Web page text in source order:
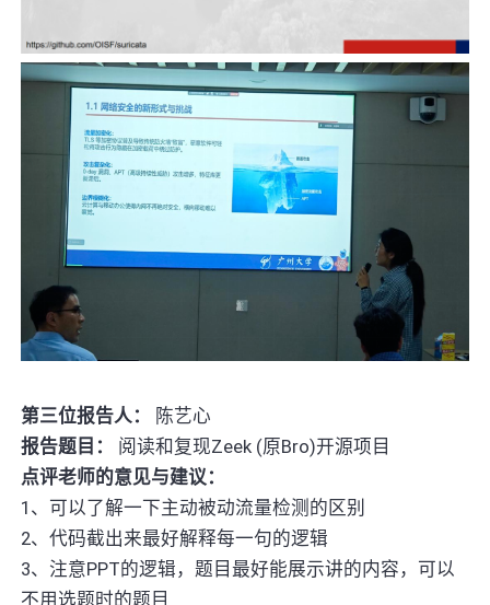
第三位报告人：
陈艺心
报告题目：
阅读和复现Zeek (原Bro)开源项目
点评老师的意见与建议：
1、可以了解一下主动被动流量检测的区别
2、代码截出来最好解释每一句的逻辑
3、注意PPT的逻辑，题目最好能展示讲的内容，可以
不用选题时的题目